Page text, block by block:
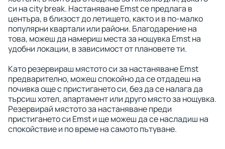
си на city break. Настаняване Emst се предлага в
центъра, в близост до летището, както и в по-малко
популярни квартали или райони. Благодарение на
това, можеш да намериш места за нощувка Emst на
удобни локации, в зависимост от плановете ти.
Като резервираш мястото си за настаняване Emst
предварително, можеш спокойно да се отдадеш на
почивка още с пристигането си, без да се налага да
търсиш хотел, апартамент или друго място за нощувка.
Резервирай мястото за настаняване преди
пристигането си Emst и ще можеш да се насладиш на
спокойствие и по време на самото пътуване.